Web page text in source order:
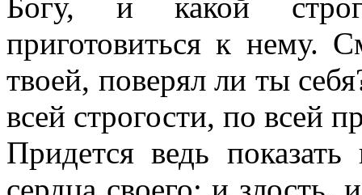
приготовиться к нему.
твоей, поверял ли ты
всей строгости, по всей
Придется ведь